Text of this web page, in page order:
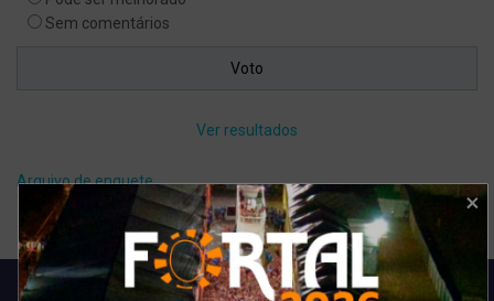
Sem comentários
Ver resultados
Arquivo de enquete